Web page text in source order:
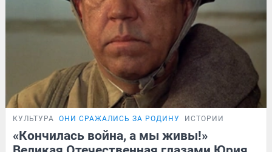
КУЛЬТУРА ОНИ СРАЖАЛИСЬ ЗА РОДИНУ ИСТОРИИ
«Кончилась война, а мы живы!»